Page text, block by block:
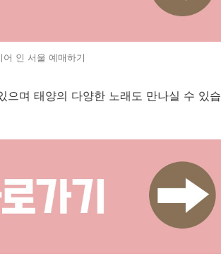
인 서울 예매하기
며 태양의 다양한 노래도 만나실 수 있습